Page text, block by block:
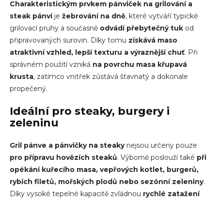
Charakteristickým prvkem pánviček na grilování a
steak pánvíje žebrování na dně, které vytváří typické
grilovací pruhy a současně odvádí přebytečný tuk od
připravovaných surovin. Díky tomu získává maso
atraktivní vzhled, lepší texturu a výraznější chuť. Při
správném použití vzniká na povrchu masa křupavá
krusta, zatímco vnitřek zůstává šťavnatý a dokonale
propečený.
Ideální pro steaky, burgery i
zeleninu
Gril pánve a pánvičky na steakynejsou určeny pouze
pro přípravu hovězích steaků. Výborně poslouží také při
opékání kuřecího masa, vepřových kotlet, burgerů,
rybích filetů, mořských plodů nebo sezónní zeleniny.
Díky vysoké tepelné kapacitě zvládnou rychlé zatažení